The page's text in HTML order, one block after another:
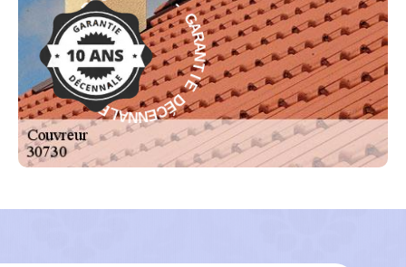
G
A
R
A
N
T
I
E
D
É
C
E
N R
A
N
T
I
E
D
É
C
E
N
N
A
L
E
-